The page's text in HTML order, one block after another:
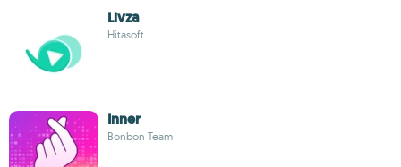
Livza
Hitasoft
Inner
Bonbon Team